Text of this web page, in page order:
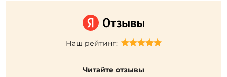
Наш рейтинг:
Читайте отзывы